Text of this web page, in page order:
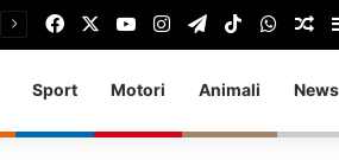
FacebookYou TubeInstagram
TelegramTikTok
Sport Motori Animali